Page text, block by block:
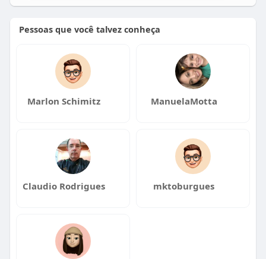
Pessoas que você talvez conheça
Marlon Schimitz ManuelaMotta
Claudio Rodrigues mktoburgues